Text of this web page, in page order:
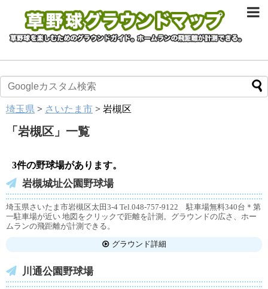
埼玉県 > さいたま市 > 岩槻区
「 岩槻区 」 一覧
3件の野球場があります。
岩槻城址公園野球場
埼玉県さいたま市岩槻区太田3-4 Tel.048-757-9122 駐車場無料340台＊第
一駐車場が近い 地図をクリックで距離を計測。グラウンドの広さ、ホー
ムランの飛距離が計測できる。
グラウンド詳細
川通公園野球場